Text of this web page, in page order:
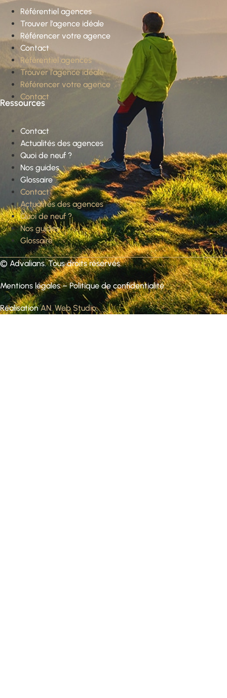
Référentiel agences
Trouver l’agence idéale
Référencer votre agence
Contact
Référentiel agences
Trouver l’agence idéale
Référencer votre agence
Contact
Ressources
Contact
Actualités des agences
Quoi de neuf ?
Nos guides
Glossaire
Contact
Actualités des agences
Quoi de neuf ?
Nos guides
Glossaire
© Advalians. Tous droits réservés.
Mentions légales–Politique de confidentialité
RéalisationAN. Web Studio.